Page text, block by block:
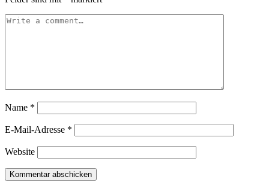
Name *
E-Mail-Adresse *
Website